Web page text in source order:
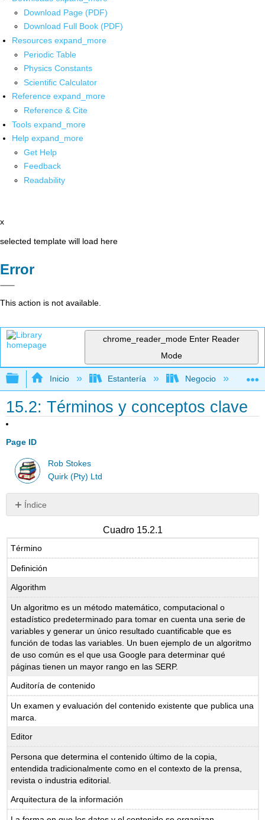
Download Page (PDF)
Download Full Book (PDF)
Resources expand_more
Periodic Table
Physics Constants
Scientific Calculator
Reference expand_more
Reference & Cite
Tools expand_more
Help expand_more
Get Help
Feedback
Readability
x
selected template will load here
Error
This action is not available.
chrome_reader_mode Enter Reader
Mode
Expandir/contraer jerarquía global
Inicio Estantería Negocio
15.2: Términos y conceptos clave
Page ID
Rob Stokes
Quirk (Pty) Ltd
Índice
Sin
Cuadro 15.2.1
Término
Definición
Algorithm
Un algoritmo es un método matemático, computacional o
estadístico predeterminado para tomar en cuenta una serie de
variables y generar un único resultado cuantificable que es
función de todas las variables. Un buen ejemplo de un algoritmo
de uso común es el que usa Google para determinar qué
páginas tienen un mayor rango en las SERP.
Auditoría de contenido
Un examen y evaluación del contenido existente que publica una
marca.
Editor
Persona que determina el contenido último de la copia,
entendida tradicionalmente como en el contexto de la prensa,
revista o industria editorial.
Arquitectura de la información